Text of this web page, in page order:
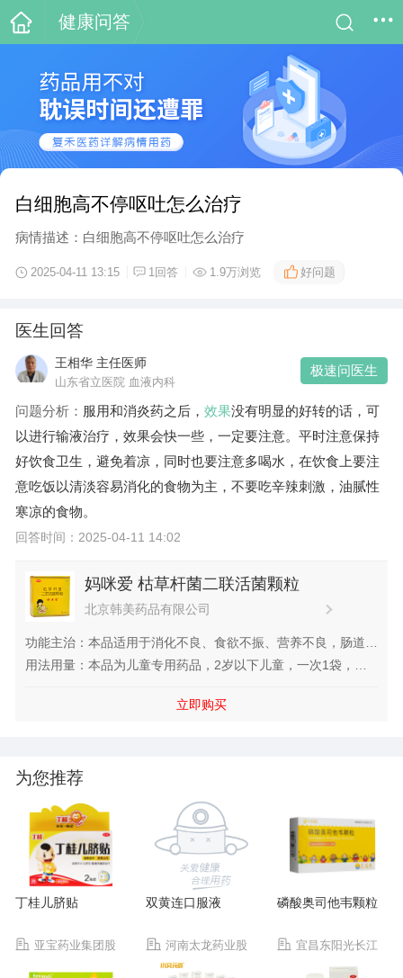
健康问答
白细胞高不停呕吐怎么治疗
病情描述：白细胞高不停呕吐怎么治疗
2025-04-11 13:15 1回答 1.9万浏览 好问题
医生回答
王相华 主任医师
山东省立医院 血液内科
极速问医生
问题分析： 服用和消炎药之后， 效果没有明显的好转的话，可
以进行输液治疗，效果会快一些，一定要注意。平时注意保持
好饮食卫生，避免着凉，同时也要注意多喝水，在饮食上要注
意吃饭以清淡容易消化的食物为主，不要吃辛辣刺激，油腻性
寒凉的食物。
回答时间：2025-04-11 14:02
妈咪爱 枯草杆菌二联活菌颗粒
北京韩美药品有限公司
功能主治：本品适用于消化不良、食欲不振、营养不良，肠道菌
群紊乱引起的腹泻、便秘、腹胀、肠道内异常发酵、肠炎，使用
用法用量：本品为儿童专用药品，2岁以下儿童，一次1袋，一
立即购买
为您推荐
丁桂儿脐贴
亚宝药业集团股
双黄连口服液
河南太龙药业股
份有限公司
磷酸奥司他韦颗粒
宜昌东阳光长江
药业股份有限公司